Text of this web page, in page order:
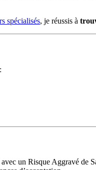
spécialisés, je réussis à
un Risque Aggravé de